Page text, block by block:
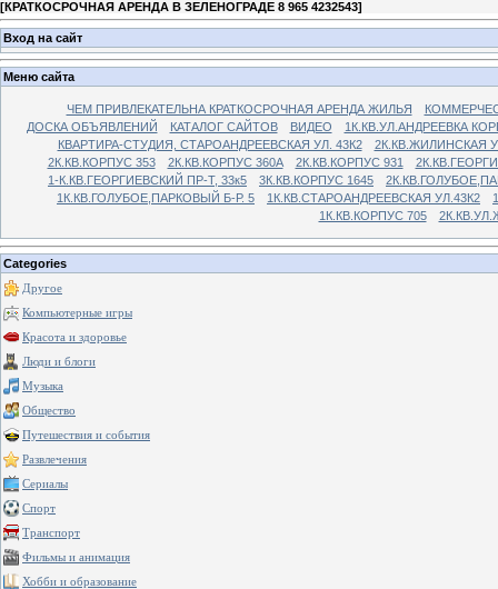
[КРАТКОСРОЧНАЯ АРЕНДА В ЗЕЛЕНОГРАДЕ 8 965 4232543]
Вход на сайт
Меню сайта
ЧЕМ ПРИВЛЕКАТЕЛЬНА КРАТКОСРОЧНАЯ АРЕНДА ЖИЛЬЯ
ДОСКА ОБЪЯВЛЕНИЙ
КАТАЛОГ САЙТОВ ВИДЕО
1К.КВ.УЛ.АНДРЕЕВКА
КВАРТИРА-СТУДИЯ, СТАРОАНДРЕЕВСКАЯ УЛ. 43К2
2К.КВ.ЖИЛИНСКАЯ
2К.КВ.КОРПУС 353
2К.КВ.КОРПУС 360А 2К.КВ.КОРПУС 931
1-К.КВ.ГЕОРГИЕВСКИЙ ПР-Т, 33к5
3К.КВ.КОРПУС 1645
1К.КВ.ГОЛУБОЕ,ПАРКОВЫЙ Б-Р. 5
1К.КВ.СТАРОАНДРЕЕВСКАЯ УЛ.43К2
1К.КВ.КОРПУС 705
Categories
Другое
Компьютерные игры
Красота и здоровье
Люди и блоги
Музыка
Общество
Путешествия и события
Развлечения
Сериалы
Спорт
Транспорт
Фильмы и анимация
Хобби и образование